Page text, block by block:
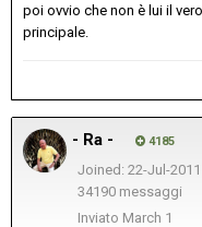
poi ovvio che non è lui il
principale.
- Ra - 4185
Joined: 22-Jul-2011
34190 messaggi
Inviato March 1